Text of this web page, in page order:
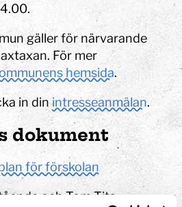
gäller för närvarande
För mer
hemsida.
in dinintresseanmälan.
dokument
för förskolan
och Tom Tits